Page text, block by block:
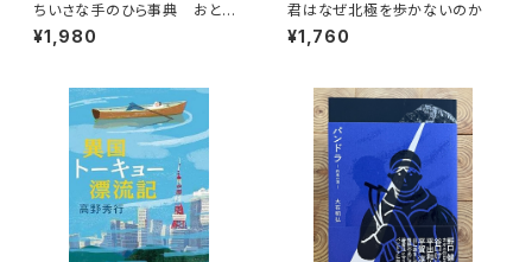
ちいさな手のひら事典 おとぎ
話
¥1,980
君はなぜ北極を歩かないのか
¥1,760